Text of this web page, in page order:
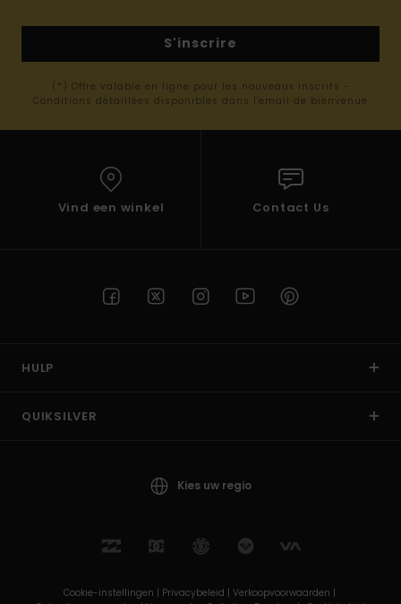
S'inscrire
(*) Offre valable en ligne pour les nouveaux inscrits -
Conditions détaillées disponibles dans l'email de bienvenue
Vind een winkel Contact Us
HULP
QUIKSILVER
Kies uw regio
Cookie-instellingen | Privacybeleid | Verkoopvoorwaarden |